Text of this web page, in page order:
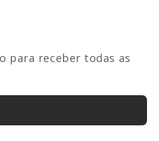
para receber todas as